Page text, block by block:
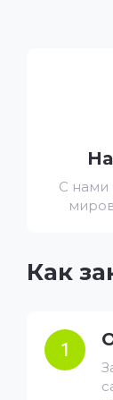
Как
1
С нами